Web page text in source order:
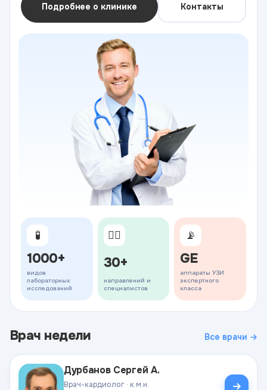
Подробнее о клинике Контакты
🧪
1000+
видов
лабораторных
исследований
👨‍⚕️
30+
направлений и
специалистов
📡
GE
аппараты УЗИ
экспертного
класса
Врач недели Все врачи →
Дурбанов Сергей А.
Врач-кардиолог · к.м.н.